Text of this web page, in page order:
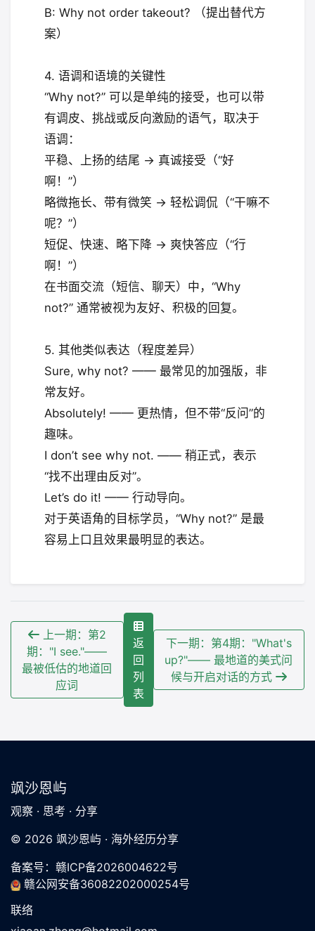
B: Why not order takeout? （提出替代方
案）
4. 语调和语境的关键性
“Why not?” 可以是单纯的接受，也可以带
有调皮、挑战或反向激励的语气，取决于
语调：
平稳、上扬的结尾 → 真诚接受（“好
啊！”）
略微拖长、带有微笑 → 轻松调侃（“干嘛不
呢？”）
短促、快速、略下降 → 爽快答应（“行
啊！”）
在书面交流（短信、聊天）中，“Why
not?” 通常被视为友好、积极的回复。
5. 其他类似表达（程度差异）
Sure, why not? —— 最常见的加强版，非
常友好。
Absolutely! —— 更热情，但不带“反问”的
趣味。
I don’t see why not. —— 稍正式，表示
“找不出理由反对”。
Let’s do it! —— 行动导向。
对于英语角的目标学员，“Why not?” 是最
容易上口且效果最明显的表达。
上一期：第2
期："I see."——
最被低估的地道回
应词
返
回
列
表
下一期：第4期："What's
up?"—— 最地道的美式问
候与开启对话的方式
飒沙恩屿
观察 · 思考 · 分享
© 2026 飒沙恩屿 · 海外经历分享
备案号： 赣ICP备2026004622号
赣公网安备36082202000254号
联络